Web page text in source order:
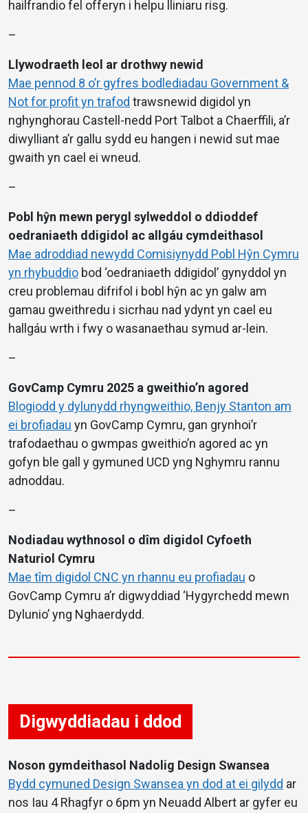
hailfrandio fel offeryn i helpu lliniaru risg.
–
Llywodraeth leol ar drothwy newid
Mae pennod 8 o’r gyfres bodlediadau Government &
Not for profit yn trafod trawsnewid digidol yn
nghynghorau Castell-nedd Port Talbot a Chaerffili, a’r
diwylliant a’r gallu sydd eu hangen i newid sut mae
gwaith yn cael ei wneud.
–
Pobl hŷn mewn perygl sylweddol o ddioddef
oedraniaeth ddigidol ac allgáu cymdeithasol
Mae adroddiad newydd Comisiynydd Pobl Hŷn Cymru
yn rhybuddio bod ‘oedraniaeth ddigidol’ gynyddol yn
creu problemau difrifol i bobl hŷn ac yn galw am
gamau gweithredu i sicrhau nad ydynt yn cael eu
hallgáu wrth i fwy o wasanaethau symud ar-lein.
–
GovCamp Cymru 2025 a gweithio’n agored
Blogiodd y dylunydd rhyngweithio, Benjy Stanton am
ei brofiadau yn GovCamp Cymru, gan grynhoi’r
trafodaethau o gwmpas gweithio’n agored ac yn
gofyn ble gall y gymuned UCD yng Nghymru rannu
adnoddau.
–
Nodiadau wythnosol o dîm digidol Cyfoeth
Naturiol Cymru
Mae tîm digidol CNC yn rhannu eu profiadau o
GovCamp Cymru a’r digwyddiad ‘Hygyrchedd mewn
Dylunio’ yng Nghaerdydd.
Digwyddiadau i ddod
Noson gymdeithasol Nadolig Design Swansea
Bydd cymuned Design Swansea yn dod at ei gilydd ar
nos Iau 4 Rhagfyr o 6pm yn Neuadd Albert ar gyfer eu